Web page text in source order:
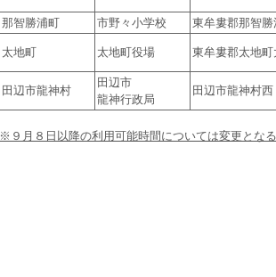
那智勝浦町 市野々小学校 東牟婁郡那智
太地町 太地町役場 東牟婁郡太地
田辺市龍神村
田辺市
龍神行政局
田辺市龍神村
※９月８日以降の利用可能時間については変更とな